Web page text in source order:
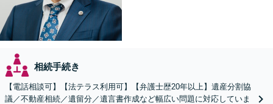
相続手続き
【電話相談可】【法テラス利用可】【弁護士歴20年以上】遺産分割協
議／不動産相続／遺留分／遺言書作成など幅広い問題に対応していま